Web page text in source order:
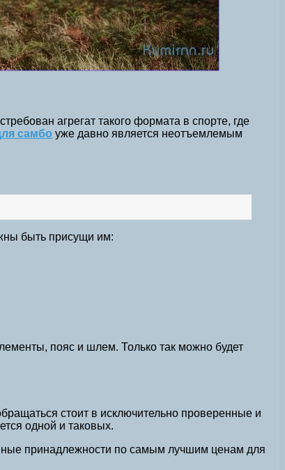
агрегат такого формата в спорте, где
самбо уже давно является неотъемлемым
быть присущи им:
пояс и шлем. Только так можно будет
стоит в исключительно проверенные и
одной и таковых.
принадлежности по самым лучшим ценам для